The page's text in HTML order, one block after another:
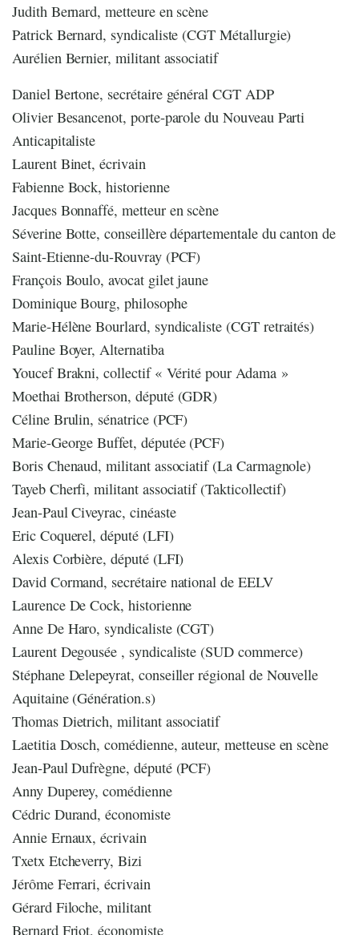
Judith Bernard, metteure en scène
Patrick Bernard, syndicaliste (CGT Métallurgie)
Aurélien Bernier, militant associatif
Daniel Bertone, secrétaire général CGT ADP
Olivier Besancenot, porte-parole du Nouveau Parti
Anticapitaliste
Laurent Binet, écrivain
Fabienne Bock, historienne
Jacques Bonnaffé, metteur en scène
Séverine Botte, conseillère départementale du canton de
Saint-Etienne-du-Rouvray (PCF)
François Boulo, avocat gilet jaune
Dominique Bourg, philosophe
Marie-Hélène Bourlard, syndicaliste (CGT retraités)
Pauline Boyer, Alternatiba
Youcef Brakni, collectif « Vérité pour Adama »
Moethai Brotherson, député (GDR)
Céline Brulin, sénatrice (PCF)
Marie-George Buffet, députée (PCF)
Boris Chenaud, militant associatif (La Carmagnole)
Tayeb Cherfi, militant associatif (Takticollectif)
Jean-Paul Civeyrac, cinéaste
Eric Coquerel, député (LFI)
Alexis Corbière, député (LFI)
David Cormand, secrétaire national de EELV
Laurence De Cock, historienne
Anne De Haro, syndicaliste (CGT)
Laurent Degousée , syndicaliste (SUD commerce)
Stéphane Delepeyrat, conseiller régional de Nouvelle
Aquitaine (Génération.s)
Thomas Dietrich, militant associatif
Laetitia Dosch, comédienne, auteur, metteuse en scène
Jean-Paul Dufrègne, député (PCF)
Anny Duperey, comédienne
Cédric Durand, économiste
Annie Ernaux, écrivain
Txetx Etcheverry, Bizi
Jérôme Ferrari, écrivain
Gérard Filoche, militant
Bernard Friot, économiste